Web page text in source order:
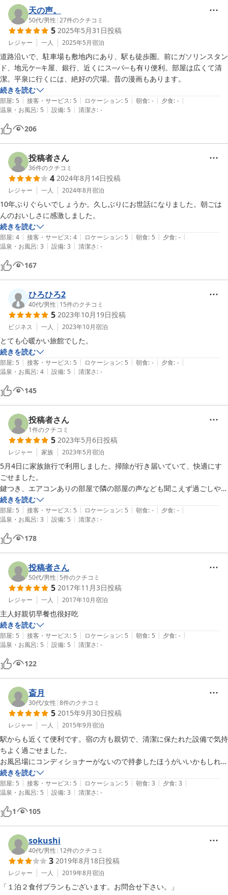
天の声。
50代/男性 |27件のクチコミ
5 2025年5月31日投稿
レジャー 一人 2025年5月宿泊
道路沿いで、駐車場も敷地内にあり、駅も徒歩圏。前にガソリンスタン
ド、地元ケ─キ屋、銀行、近くにス─パ─も有り便利。部屋は広くて清
潔。平泉に行くには、絶好の穴場。昔の漫画もあります。
続きを読む
部屋: 5 | 接客・サービス: 5 | ロケーション: 5 | 朝食: - | 夕食: - |
温泉・お風呂: 5 | 設備: 5 | 清潔さ: -
206
投稿者さん
36件のクチコミ
4 2024年8月14日投稿
レジャー 一人 2024年8月宿泊
10年ぶりぐらいでしょうか。久しぶりにお世話になりました。朝ごは
んのおいしさに感激しました。
続きを読む
部屋: 4 | 接客・サービス: 4 | ロケーション: 5 | 朝食: 5 | 夕食: - |
温泉・お風呂: 3 | 設備: 3 | 清潔さ: -
167
ひろひろ2
40代/男性 | 15件のクチコミ
5 2023年10月19日投稿
ビジネス 一人 2023年10月宿泊
とても心暖かい旅館でした。
続きを読む
部屋: 5 | 接客・サービス: 5 | ロケーション: 5 | 朝食: - | 夕食: - |
温泉・お風呂: 4 | 設備: 5 | 清潔さ: -
145
投稿者さん
1件のクチコミ
5 2023年5月6日投稿
レジャー 家族 2023年5月宿泊
5月4日に家族旅行で利用しました。掃除が行き届いていて、快適にす
ごせました。
鍵つき、エアコンありの部屋で隣の部屋の声なども聞こえず過ごしやす
かったです。　平泉からも近く、国道も近いので立地は◎　部屋は、リ
フォームされていました。
続きを読む
部屋: 5 | 接客・サービス: 5 | ロケーション: 5 | 朝食: - | 夕食: - |
温泉・お風呂: 3 | 設備: 5 | 清潔さ: -
178
投稿者さん
50代/男性 | 5件のクチコミ
5 2017年11月3日投稿
レジャー 一人 2017年10月宿泊
主人好親切早餐也很好吃
続きを読む
部屋: 5 | 接客・サービス: 5 | ロケーション: 5 | 朝食: 5 | 夕食: - |
温泉・お風呂: 5 | 設備: 5 | 清潔さ: -
122
斎月
30代/女性 |8件のクチコミ
5 2015年9月30日投稿
レジャー 一人 2015年9月宿泊
駅からも近くて便利です。宿の方も親切で、清潔に保たれた設備で気持
ちよく過ごせました。
お風呂場にコンディショナーがないので持参したほうがいいかもしれま
せん。
続きを読む
部屋: 5 | 接客・サービス: 5 | ロケーション: 5 | 朝食: 3 | 夕食: 3 |
温泉・お風呂: 5 | 設備: 3 | 清潔さ: -
1 105
sokushi
40代/男性 | 12件のクチコミ
3 2019年8月18日投稿
レジャー 一人 2019年8月宿泊
「１泊２食付プランもございます。お問合せ下さい。」